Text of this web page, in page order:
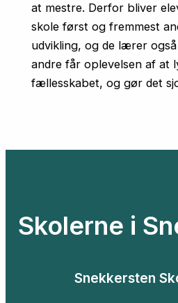
at mestre. Derfor bliver
skole først og fremmest
udvikling, og de lærer
andre får oplevelsen af at
fællesskabet, og gør det
Skolerne i
Snekkersten